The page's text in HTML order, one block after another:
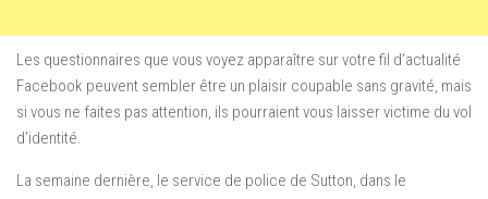
Les questionnaires que vous voyez apparaître sur votre fil d’actualité
Facebook peuvent sembler être un plaisir coupable sans gravité, mais
si vous ne faites pas attention, ils pourraient vous laisser victime du vol
d’identité.
La semaine dernière, le service de police de Sutton, dans le